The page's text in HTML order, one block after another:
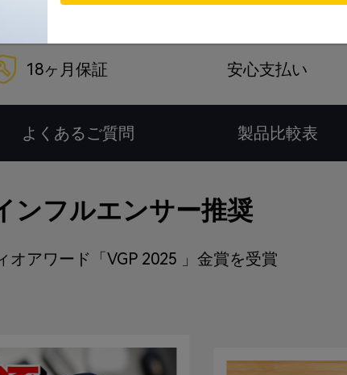
18ヶ月保証 安心支払い
よくあるご質問 製品比較表
ンフルエンサー推奨
オアワード「VGP 2025 」金賞を受賞